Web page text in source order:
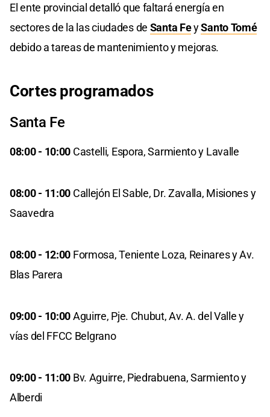
El ente provincial detalló que faltará energía en
sectores de la las ciudades de Santa FeySanto Tomé
debido a tareas de mantenimiento y mejoras.
Cortes programados
Santa Fe
08:00 - 10:00 Castelli, Espora, Sarmiento y Lavalle
08:00 - 11:00 Callejón El Sable, Dr. Zavalla, Misiones y
Saavedra
08:00 - 12:00 Formosa, Teniente Loza, Reinares y Av.
Blas Parera
09:00 - 10:00Aguirre, Pje. Chubut, Av. A. del Valle y
vías del FFCC Belgrano
09:00 - 11:00 Bv. Aguirre, Piedrabuena, Sarmiento y
Alberdi